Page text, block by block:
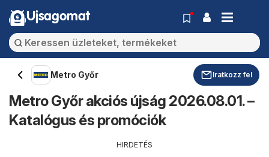
Ujsagomat
Metro Győr Iratkozz fel
Metro Győr akciós újság 2026.08.01. –
Katalógus és promóciók
HIRDETÉS